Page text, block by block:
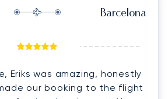
Barcelona
Eriks was amazing, honestly
our booking to the flight